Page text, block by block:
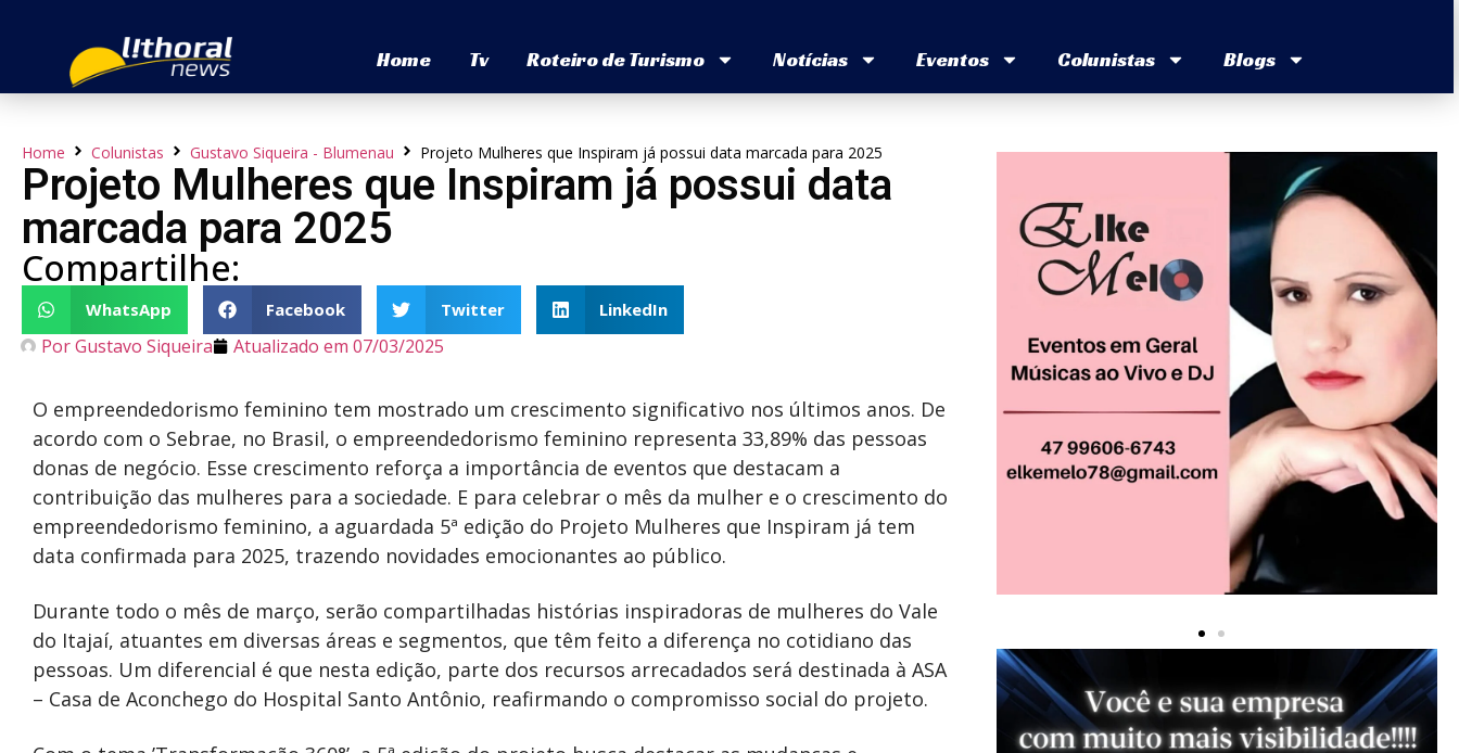
Home Tv Roteiro de Turismo Notícias Eventos Colunistas Blogs
Home Colunistas Gustavo Siqueira - Blumenau Projeto Mulheres que Inspiram já possui data marcada para 2025
Projeto Mulheres que Inspiram já possui data
marcada para 2025
Compartilhe:
WhatsApp Facebook Twitter LinkedIn
PorGustavo Siqueira Atualizado em 07/03/2025
O empreendedorismo feminino tem mostrado um crescimento significativo nos últimos anos. De
acordo com o Sebrae, no Brasil, o empreendedorismo feminino representa 33,89% das pessoas
donas de negócio. Esse crescimento reforça a importância de eventos que destacam a
contribuição das mulheres para a sociedade. E para celebrar o mês da mulher e o crescimento do
empreendedorismo feminino, a aguardada 5ª edição do Projeto Mulheres que Inspiram já tem
data confirmada para 2025, trazendo novidades emocionantes ao público.
Durante todo o mês de março, serão compartilhadas histórias inspiradoras de mulheres do Vale
do Itajaí, atuantes em diversas áreas e segmentos, que têm feito a diferença no cotidiano das
pessoas. Um diferencial é que nesta edição, parte dos recursos arrecadados será destinada à ASA
– Casa de Aconchego do Hospital Santo Antônio, reafirmando o compromisso social do projeto.